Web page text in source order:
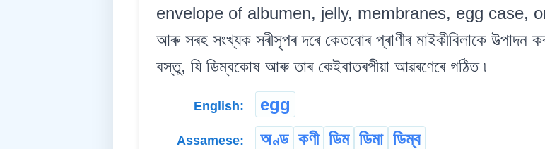
envelope of albumen, jelly, membranes, egg case,
আৰু সৰহ সংখ্যক সৰীসৃপৰ দৰে কেতবোৰ প্ৰাণীৰ মাইকীবিলাকে
বস্তু, যি ডিম্বকোষ আৰু তাৰ কেইবাতৰপীয়া আৱৰণেৰে গঠিত ৷
English: egg
Assamese: অণ্ড কণী ডিম ডিমা ডিম্ব